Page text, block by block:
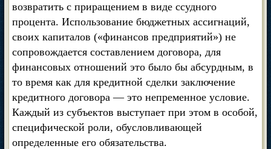
возвратить с приращением в виде ссудного
процента. Использование бюджетных ассигнаций,
своих капиталов («финансов предприятий») не
сопровождается составлением договора, для
финансовых отношений это было бы абсурдным, в
то время как для кредитной сделки заключение
кредитного договора — это непременное условие.
Каждый из субъектов выступает при этом в особой,
специфической роли, обусловливающей
определенные его обязательства.